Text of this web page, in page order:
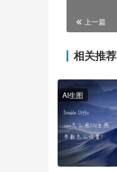
上一篇
相关推荐
AI生图